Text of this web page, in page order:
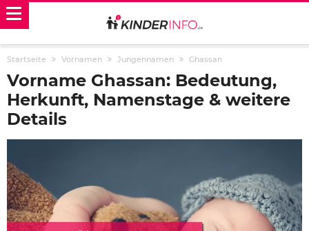
Startseite Vornamen Jungennamen Ghassan
Vorname Ghassan: Bedeutung,
Herkunft, Namenstage & weitere
Details